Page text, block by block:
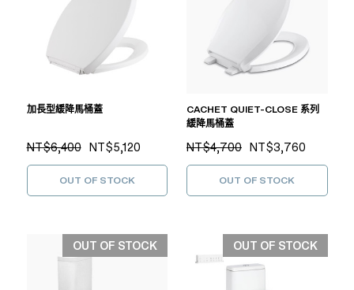
加長型緩降馬桶蓋
NT$6,400 NT$5,120
OUT OF STOCK
CACHET QUIET-CLOSE 系列
緩降馬桶蓋
NT$4,700 NT$3,760
OUT OF STOCK
OUT OF STOCK OUT OF STOCK